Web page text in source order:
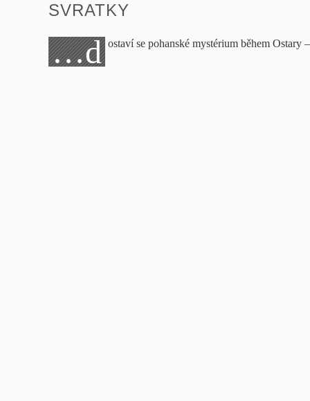
SVRATKY
…d ostaví se pohanské mystérium během